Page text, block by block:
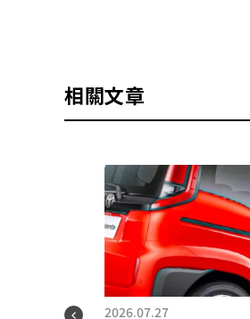
相關文章
2026.07.27